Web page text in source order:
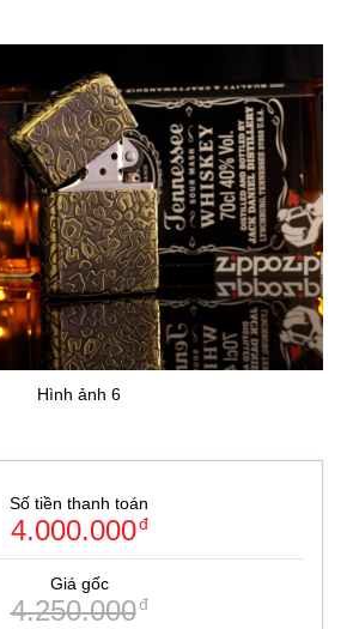
Hình ảnh 6
Số tiền thanh toán
4.000.000đ
Giá gốc
4.250.000đ